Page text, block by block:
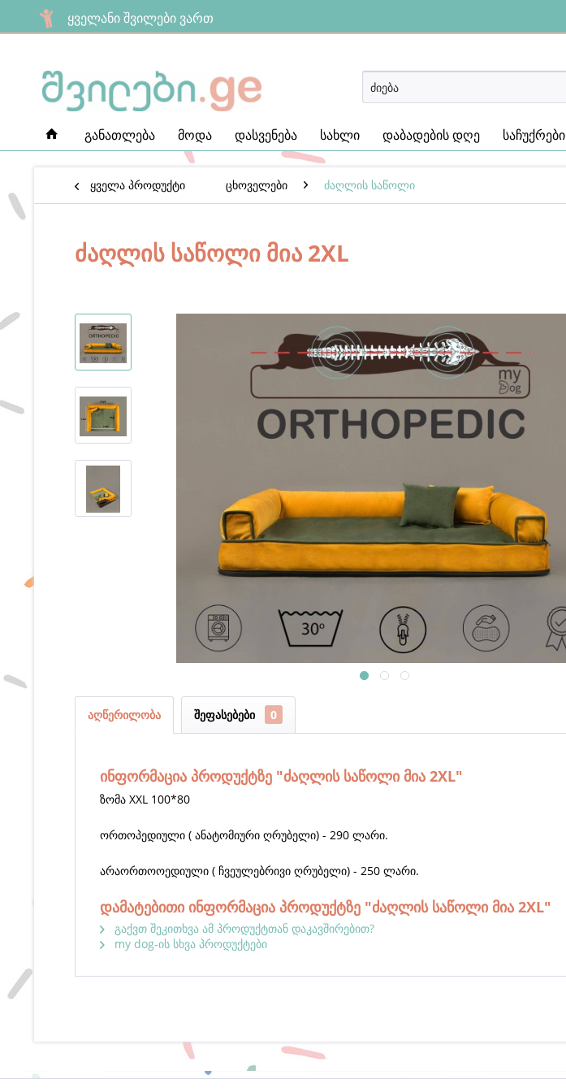
ყველანი შვილები ვართ
განათლება მოდა დასვენება სახლი დაბადების დღე საჩუქრები
ყველა პროდუქტი ცხოველები ძაღლის საწოლი
ძაღლის საწოლი მია 2XL
აღწერილობა შეფასებები 0
ინფორმაცია პროდუქტზე "ძაღლის საწოლი მია 2XL"
ზომა XXL 100*80
ორთოპედიული ( ანატომიური ღრუბელი) - 290 ლარი.
არაორთოოედიული ( ჩვეულებრივი ღრუბელი) - 250 ლარი.
დამატებითი ინფორმაცია პროდუქტზე "ძაღლის საწოლი მია 2XL"
გაქვთ შეკითხვა ამ პროდუქტთან დაკავშირებით?
my dog-ის სხვა პროდუქტები